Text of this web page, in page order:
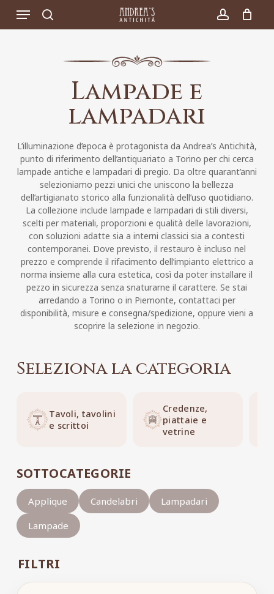
search account
Menu
Lampade e
lampadari
L’illuminazione d’epoca è protagonista da Andrea’s Antichità,
punto di riferimento dell’antiquariato a Torino per chi cerca
lampade antiche e lampadari di pregio. Da oltre quarant’anni
selezioniamo pezzi unici che uniscono la bellezza
dell’artigianato storico alla funzionalità dell’uso quotidiano.
La collezione include lampade e lampadari di stili diversi,
scelti per materiali, proporzioni e qualità delle lavorazioni,
con soluzioni adatte sia a interni classici sia a contesti
contemporanei. Dove previsto, il restauro è incluso nel
prezzo e comprende il rifacimento dell’impianto elettrico a
norma insieme alla cura estetica, così da poter installare il
pezzo in sicurezza senza snaturarne il carattere. Se stai
arredando a Torino o in Piemonte, contattaci per
disponibilità, misure e consegna/spedizione, oppure vieni a
scoprire la selezione in negozio.
Seleziona la categoria
Tavoli, tavolini
e scrittoi
Credenze,
piattaie e
vetrine
SOTTOCATEGORIE
Applique Candelabri
Lampadari
Lampade
FILTRI